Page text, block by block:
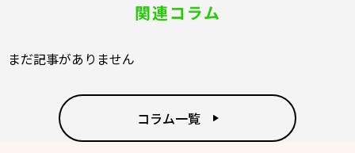
関連コラム
まだ記事がありません
コラム一覧